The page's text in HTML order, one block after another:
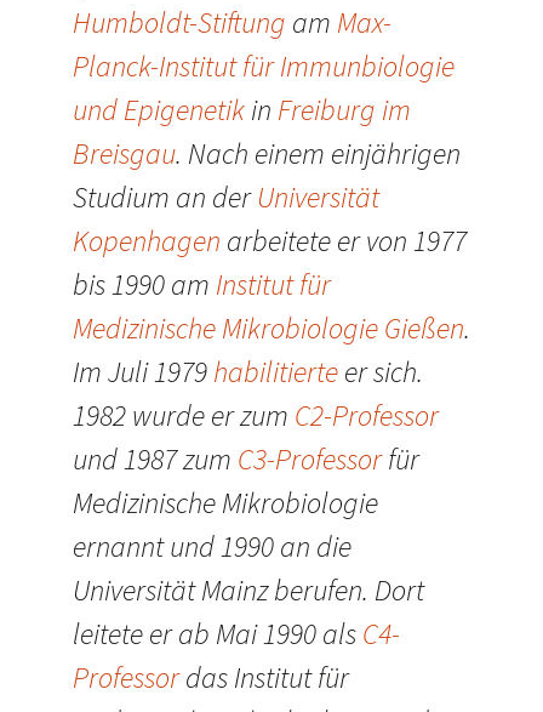
Humboldt-Stiftung am Max-
Planck-Institut für Immunbiologie
und Epigenetikin Freiburg im
Breisgau. Nach einem einjährigen
Studium an derUniversität
Kopenhagen arbeitete er von 1977
bis 1990 am Institut für
Medizinische Mikrobiologie Gießen.
Im Juli 1979habilitierteer sich.
1982 wurde er zum C2-Professor
und 1987 zum C3-Professorfür
Medizinische Mikrobiologie
ernannt und 1990 an die
Universität Mainz berufen. Dort
leitete er ab Mai 1990 alsC4-
Professordas Institut für